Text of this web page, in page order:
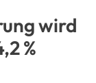
wird
%